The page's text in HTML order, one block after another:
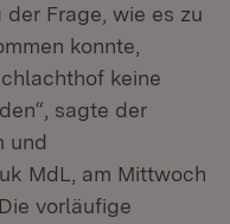
Frage, wie es zu
konnte,
keine
sagte der
und
MdL, am Mittwoch
vorläufige